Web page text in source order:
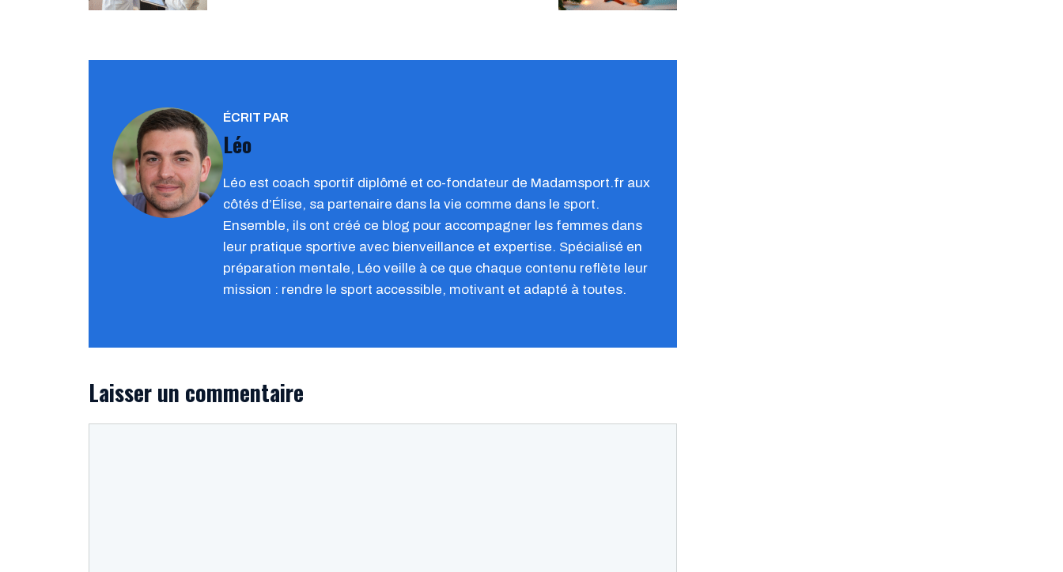
ÉCRIT PAR
Léo
Léo est coach sportif diplômé et co-fondateur de Madamsport.fr aux
côtés d’Élise, sa partenaire dans la vie comme dans le sport.
Ensemble, ils ont créé ce blog pour accompagner les femmes dans
leur pratique sportive avec bienveillance et expertise. Spécialisé en
préparation mentale, Léo veille à ce que chaque contenu reflète leur
mission : rendre le sport accessible, motivant et adapté à toutes.
Laisser un commentaire